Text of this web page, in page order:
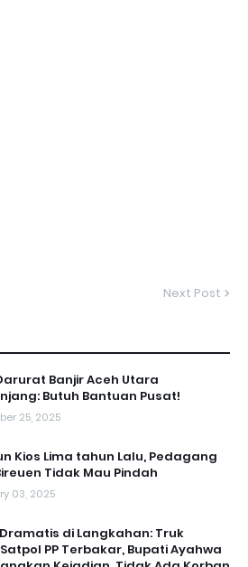
Next Post
Banjir Aceh Utara
Butuh Bantuan Pusat!
25, 2025
Kios Lima tahun Lalu, Pedagang
Tidak Mau Pindah
03, 2025
di Langkahan: Truk
PP Terbakar, Bupati Ayahwa